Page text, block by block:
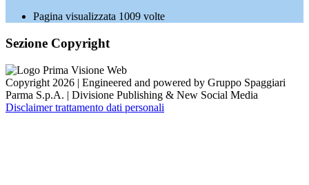
Pagina visualizzata 1009 volte
Sezione Copyright
Copyright 2026 | Engineered and powered by Gruppo Spaggiari
Parma S.p.A. | Divisione Publishing & New Social Media
Disclaimer trattamento dati personali